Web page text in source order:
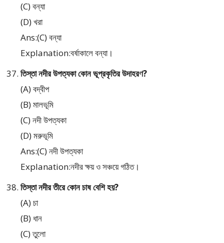
(C) বন্যা
(D) খরা
Ans:(C) বন্যা
Explanation:বর্ষাকালে বন্যা।
তিস্তা নদীর উপত্যকা কোন ভূপ্রকৃতির উদাহরণ?
(A) বদ্বীপ
(B) মালভূমি
(C) নদী উপত্যকা
(D) মরুভূমি
Ans:(C) নদী উপত্যকা
Explanation:নদীর ক্ষয় ও সঞ্চয়ে গঠিত।
তিস্তা নদীর তীরে কোন চাষ বেশি হয়?
(A) চা
(B) ধান
(C) তুলো